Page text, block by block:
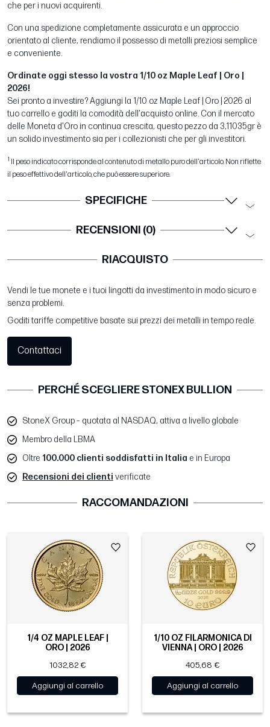
che per i nuovi acquirenti.
Con una spedizione completamente assicurata e un approccio
orientato al cliente, rendiamo il possesso di metalli preziosi semplice
e conveniente.
Ordinate oggi stesso la vostra 1/10 oz Maple Leaf | Oro |
2026!
Sei pronto a investire? Aggiungi la 1/10 oz Maple Leaf | Oro | 2026 al
tuo carrello e goditi la comodità dell'acquisto online. Con il mercato
delle Moneta d'Oro in continua crescita, questo pezzo da 3,11035gr è
un solido investimento sia per i collezionisti che per gli investitori.
1 Il peso indicato corrisponde al contenuto di metallo puro dell'articolo. Non riflette
il peso effettivo dell'articolo, che può essere superiore.
SPECIFICHE
RECENSIONI (0)
RIACQUISTO
Vendi le tue monete e i tuoi lingotti da investimento in modo sicuro e
senza problemi.
Goditi tariffe competitive basate sui prezzi dei metalli in tempo reale.
Contattaci
PERCHÉ SCEGLIERE STONEX BULLION
StoneX Group – quotata al NASDAQ, attiva a livello globale
Membro della LBMA
Oltre 100.000 clienti soddisfatti in Italia e in Europa
Recensioni dei clienti verificate
RACCOMANDAZIONI
1/4 OZ MAPLE LEAF |
ORO | 2026
1032,82 €
Aggiungi al carrello
1/10 OZ FILARMONICA DI
VIENNA | ORO | 2026
405,68 €
Aggiungi al carrello